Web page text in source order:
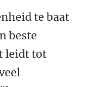
te baat
beste
leidt tot